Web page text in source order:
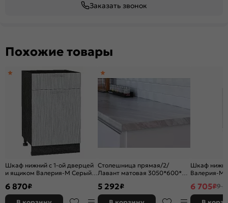
Заказать звонок
Похожие товары
Шкаф нижний с 1-ой дверцей
и ящиком Валерия-М Серый
Graphite
6 870₽
Столешница прямая/2/
Лавант матовая 3050*600*27
5 292₽
Шкаф
Валерия-М
Белый
6 705₽9